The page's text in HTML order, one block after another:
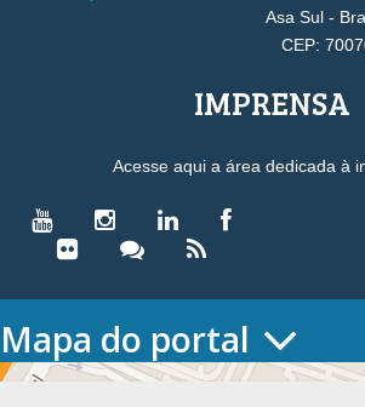
Asa Sul -
CEP:
IMPRENSA
Acesse aqui a área dedicada à
Mapa do portal
HOME